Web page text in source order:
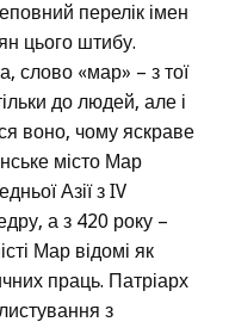
перелік імен
цього штибу.
слово «мар» – з тої
до людей, але і
воно, чому яскраве
місто Мар
Азії з IV
а з 420 року –
Мар відомі як
праць. Патріарх
з